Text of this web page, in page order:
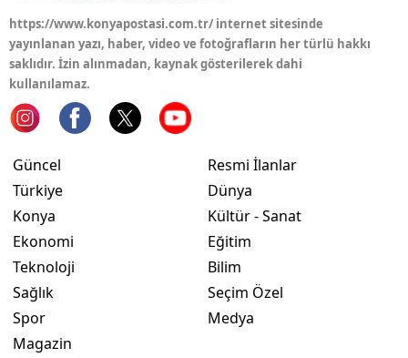
Siirt
Şanlıurfa
https://www.konyapostasi.com.tr/ internet sitesinde
yayınlanan yazı, haber, video ve fotoğrafların her türlü hakkı
saklıdır. İzin alınmadan, kaynak gösterilerek dahi
kullanılamaz.
Güncel
Türkiye
Konya
Ekonomi
Teknoloji
Sağlık
Spor
Magazin
Resmi İlanlar
Dünya
Kültür - Sanat
Eğitim
Bilim
Seçim Özel
Medya